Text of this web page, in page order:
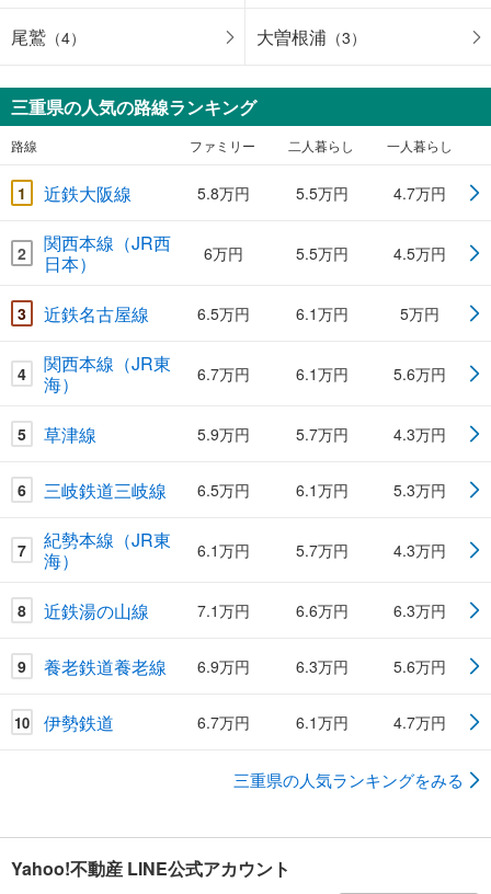
尾鷲 （4） 大曽根浦 （3）
三重県の人気の路線ランキング
路線 ファミリー 二人暮らし 一人暮らし
1 近鉄大阪線 5.8万円 5.5万円 4.7万円
2
関西本線（JR西
日本）
6万円 5.5万円 4.5万円
3 近鉄名古屋線 6.5万円 6.1万円 5万円
4
関西本線（JR東
海）
6.7万円 6.1万円 5.6万円
5 草津線 5.9万円 5.7万円 4.3万円
6 三岐鉄道三岐線 6.5万円 6.1万円 5.3万円
7
紀勢本線（JR東
海）
6.1万円 5.7万円 4.3万円
8 近鉄湯の山線 7.1万円 6.6万円 6.3万円
9 養老鉄道養老線 6.9万円 6.3万円 5.6万円
10 伊勢鉄道 6.7万円 6.1万円 4.7万円
三重県の人気ランキングをみる
Yahoo!不動産 LINE公式アカウント